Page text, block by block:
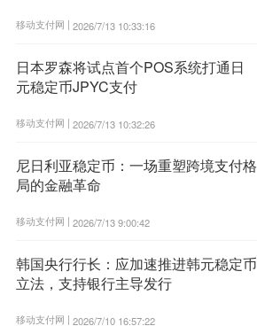
移动支付网 | 2026/7/13 10:33:16
日本罗森将试点首个POS系统打通日
元稳定币JPYC支付
移动支付网 | 2026/7/13 10:32:26
尼日利亚稳定币：一场重塑跨境支付格
局的金融革命
移动支付网 | 2026/7/13 9:00:42
韩国央行行长：应加速推进韩元稳定币
立法，支持银行主导发行
移动支付网 | 2026/7/10 16:57:22